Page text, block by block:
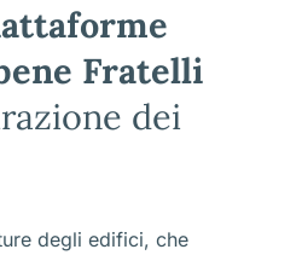
Fratelli
dei
degli edifici, che